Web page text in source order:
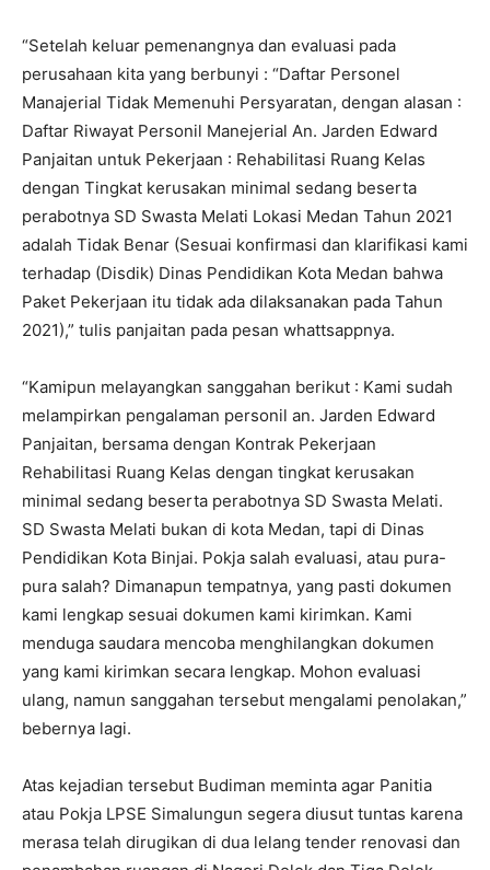
“Setelah keluar pemenangnya dan evaluasi pada
perusahaan kita yang berbunyi : “Daftar Personel
Manajerial Tidak Memenuhi Persyaratan, dengan alasan :
Daftar Riwayat Personil Manejerial An. Jarden Edward
Panjaitan untuk Pekerjaan : Rehabilitasi Ruang Kelas
dengan Tingkat kerusakan minimal sedang beserta
perabotnya SD Swasta Melati Lokasi Medan Tahun 2021
adalah Tidak Benar (Sesuai konfirmasi dan klarifikasi kami
terhadap (Disdik) Dinas Pendidikan Kota Medan bahwa
Paket Pekerjaan itu tidak ada dilaksanakan pada Tahun
2021),” tulis panjaitan pada pesan whattsappnya.
“Kamipun melayangkan sanggahan berikut : Kami sudah
melampirkan pengalaman personil an. Jarden Edward
Panjaitan, bersama dengan Kontrak Pekerjaan
Rehabilitasi Ruang Kelas dengan tingkat kerusakan
minimal sedang beserta perabotnya SD Swasta Melati.
SD Swasta Melati bukan di kota Medan, tapi di Dinas
Pendidikan Kota Binjai. Pokja salah evaluasi, atau pura-
pura salah? Dimanapun tempatnya, yang pasti dokumen
kami lengkap sesuai dokumen kami kirimkan. Kami
menduga saudara mencoba menghilangkan dokumen
yang kami kirimkan secara lengkap. Mohon evaluasi
ulang, namun sanggahan tersebut mengalami penolakan,”
bebernya lagi.
Atas kejadian tersebut Budiman meminta agar Panitia
atau Pokja LPSE Simalungun segera diusut tuntas karena
merasa telah dirugikan di dua lelang tender renovasi dan